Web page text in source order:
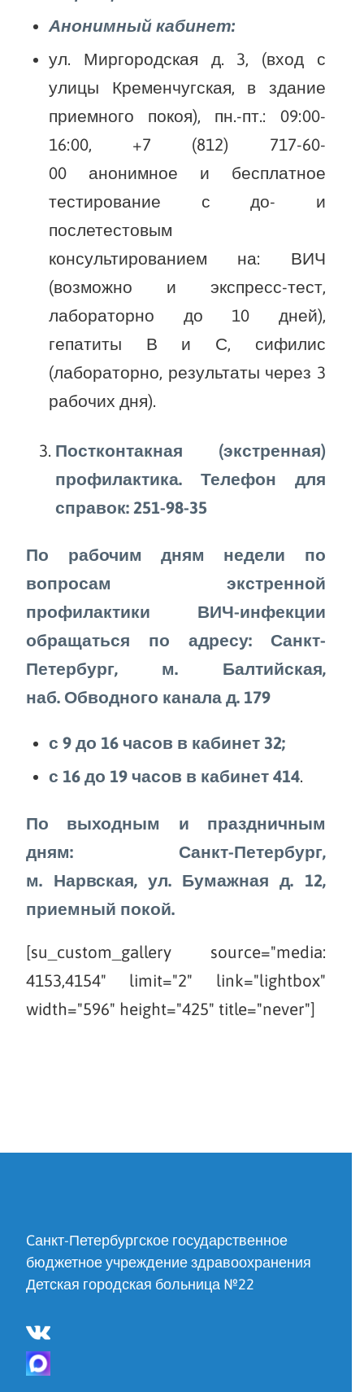
Анонимный кабинет:
ул. Миргородская д. 3, (вход с
улицы Кременчугская, в здание
приемного покоя), пн.-пт.: 09:00-
16:00, +7 (812) 717-60-
00 анонимное и бесплатное
тестирование с до- и
послетестовым
консультированием на: ВИЧ
(возможно и экспресс-тест,
лабораторно до 10 дней),
гепатиты В и С, сифилис
(лабораторно, результаты через 3
рабочих дня).
Постконтакная (экстренная)
профилактика. Телефон для
справок: 251-98-35
По рабочим дням недели по
вопросам экстренной
профилактики ВИЧ-инфекции
обращаться по адресу: Санкт-
Петербург, м. Балтийская,
наб. Обводного канала д. 179
с 9 до 16 часов в кабинет 32;
с 16 до 19 часов в кабинет 414.
По выходным и праздничным
дням: Санкт-Петербург,
м. Нарвская, ул. Бумажная д. 12,
приемный покой.
[su_custom_gallery source="media:
4153,4154" limit="2" link="lightbox"
width="596" height="425" title="never"]
Cанкт-Петербургское государственное
бюджетное учреждение здравоохранения
Детская городская больница №22